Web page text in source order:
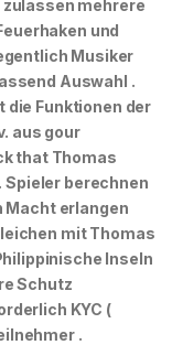
mehrere
und
Musiker
Auswahl .
Funktionen der
aus gour
that Thomas
berechnen
Macht erlangen
mit Thomas
Inseln
Schutz
KYC (
.